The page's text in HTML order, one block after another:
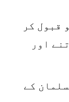
قبول کر
اور
کے